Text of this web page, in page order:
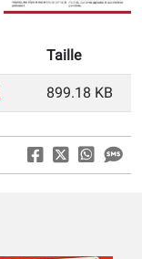
Taille
899.18 KB